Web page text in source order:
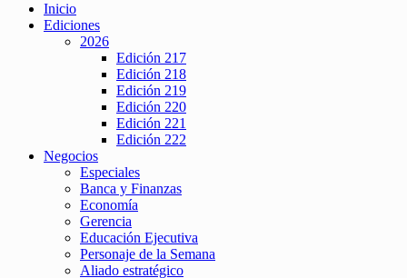
Inicio
Ediciones
2026
Edición 217
Edición 218
Edición 219
Edición 220
Edición 221
Edición 222
Negocios
Especiales
Banca y Finanzas
Economía
Gerencia
Educación Ejecutiva
Personaje de la Semana
Aliado estratégico